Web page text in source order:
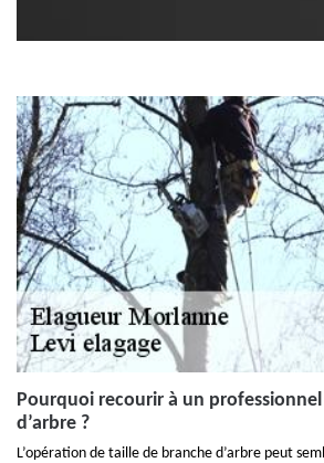
Pourquoi recourir à un professionnel
d’arbre ?
L’opération de taille de branche d’arbre peut